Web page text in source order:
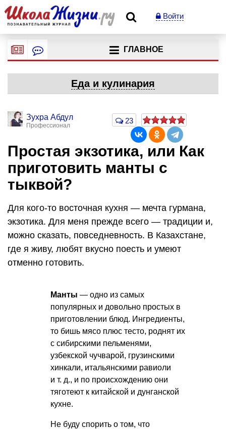
Войти
ГЛАВНОЕ
Еда и кулинария
Зухра Абдул
Профессионал
23
Простая экзотика, или Как
приготовить манты с
тыквой?
Для кого-то восточная кухня — мечта гурмана,
экзотика. Для меня прежде всего — традиции и,
можно сказать, повседневность. В Казахстане,
где я живу, любят вкусно поесть и умеют
отменно готовить.
Манты — одно из самых
популярных и довольно простых в
приготовлении блюд. Ингредиенты,
то бишь мясо плюс тесто, роднят их
с сибирскими пельменями,
узбекской чучварой, грузинскими
хинкали, итальянскими равиоли
и т. д., и по происхождению они
тяготеют к китайской и дунганской
кухне.
Не буду спорить о том, что